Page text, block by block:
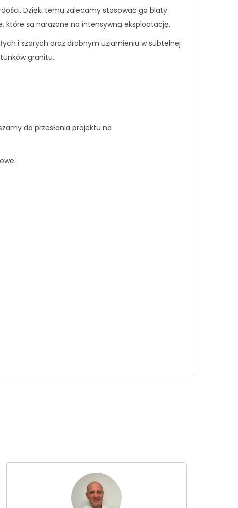
Dzięki temu zalecamy stosować go blaty
które są narażone na intensywną eksploatację.
i szarych oraz drobnym uziarnieniu w subtelnej
granitu.
do przesłania projektu na